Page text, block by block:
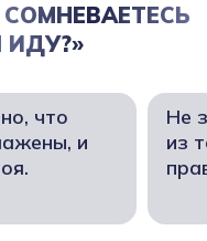
ИДУ?»
Не
из
что
и